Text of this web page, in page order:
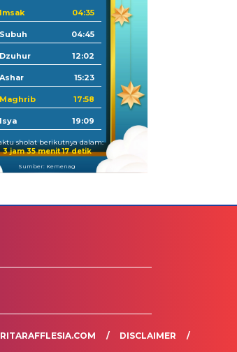
Imsak 04:35
Subuh 04:45
Dzuhur 12:02
Ashar 15:23
Maghrib 17:58
Isya 19:09
sholat berikutnya dalam:
3 jam 35 menit 16 detik
Sumber: Kemenag
DISCLAIMER